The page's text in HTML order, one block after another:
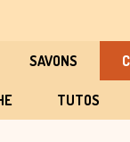
SAVONS
TUTOS